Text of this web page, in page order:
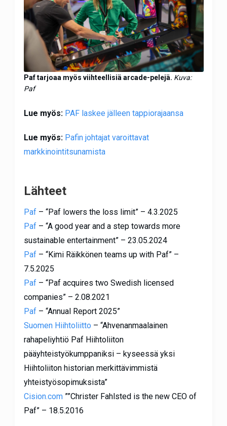
Paf tarjoaa myös viihteellisiä arcade-pelejä. Kuva:
Paf
Lue myös: PAF laskee jälleen tappiorajaansa
Lue myös: Pafin johtajat varoittavat
markkinointitsunamista
Lähteet
Paf – “Paf lowers the loss limit” – 4.3.2025
Paf – “A good year and a step towards more
sustainable entertainment” – 23.05.2024
Paf – “Kimi Räikkönen teams up with Paf” –
7.5.2025
Paf – “Paf acquires two Swedish licensed
companies” – 2.08.2021
Paf – “Annual Report 2025”
Suomen Hiihtoliitto – “Ahvenanmaalainen
rahapeliyhtiö Paf Hiihtoliiton
pääyhteistyökumppaniksi – kyseessä yksi
Hiihtoliiton historian merkittävimmistä
yhteistyösopimuksista”
Cision.com””Christer Fahlsted is the new CEO of
Paf” – 18.5.2016